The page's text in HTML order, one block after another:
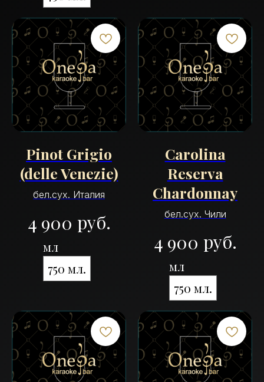
Pinot Grigio
(delle Venezie)
бел.сух. Италия
4 900 руб.
мл
750 мл.
Carolina
Reserva
Chardonnay
бел.сух. Чили
4 900 руб.
мл
750 мл.